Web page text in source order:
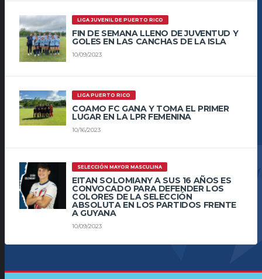
LIGA JUVENIL DE PUERTO RICO
FIN DE SEMANA LLENO DE JUVENTUD Y
GOLES EN LAS CANCHAS DE LA ISLA
10/09/2023
LIGA PUERTO RICO
COAMO FC GANA Y TOMA EL PRIMER
LUGAR EN LA LPR FEMENINA
10/16/2023
SELECCIÓN MAYOR MASCULINA
EITAN SOLOMIANY A SUS 16 AÑOS ES
CONVOCADO PARA DEFENDER LOS
COLORES DE LA SELECCIÓN
ABSOLUTA EN LOS PARTIDOS FRENTE
A GUYANA
10/09/2023